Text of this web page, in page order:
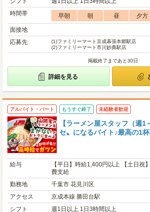
時間帯
早朝 朝 昼 夕方
面接地
応募先
(1)ファミリーマート京成幕張本郷駅店
(2)ファミリーマート市川妙典駅店
掲載終了まであと30日
詳細を見る
アルバイト・パート もうすぐ終了 未経験者歓迎
【ラーメン屋スタッフ（週1
セ〟になるバイト♪最高の1
給与
【平日】時給1,400円以上 【土日祝
費支給
勤務地
千葉市 花見川区
アクセス
京成本線 勝田台駅
シフト
週1日以上 1日3時間以上